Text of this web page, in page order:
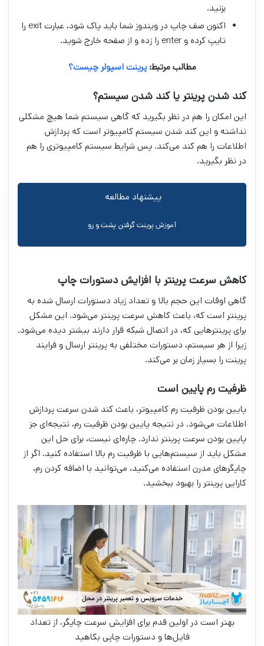
بزنید.
اکنون صف چاپ در ویندوز شما باید پاک شود، عبارت exit را
تایپ کرده و enter را زده و از صفحه خارج شوید.
مطالب مرتبط: پرینت اسپولر چیست؟
کند شدن پرینتر یا کند شدن سیستم؟
این امکان را هم در نظر بگیرید که گاهی سیستم شما هیچ مشکلی
نداشته و این کند شدن سیستم کامپیوتر است که پردازش
اطلاعات را هم کند می‌کند. پس شرایط سیستم کامپیوتری را هم
در نظر بگیرید.
پیشنهاد مطالعه
آموزش پرینت گرفتن پشت و رو
کاهش سرعت پرینتر با افزایش دستورات چاپ
گاهی اوقات این حجم بالا و تعداد زیاد دستورات ارسال شده به
پرینتر است که، باعث کاهش سرعت پرینتر می‌شود. این مشکل
برای پرینتر‌هایی که، در اتصال شبکه قرار دارند بیشتر دیده می‌شود.
زیرا از هر سیستم، دستورات مختلفی به پرینتر ارسال و فرایند
پرینت را بسیار زمان بر می‌کند.
ظرفیت رم پایین است
پایین بودن ظرفیت رم کامپیوتر، باعث کند شدن سرعت پردازش
اطلاعات می‌شود. در نتیجه پایین بودن ظرفیت رم، نتیجه‌ای جز
پایین بودن سرعت پرینتر ندارد. چاره‌ای نیست، برای حل این
مشکل باید از سیستم‌هایی با ظرفیت رم بالا استفاده کنید. اگر از
چاپگر‌های مدرن استفاده می‌کنید، می‌توانید با اضافه کردن رم،
کارایی پرینتر را بهبود ببخشید.
بهتر است در اولین قدم برای افزایش سرعت چاپگر، از تعداد
فایل‌ها و دستورات چاپی بکاهید